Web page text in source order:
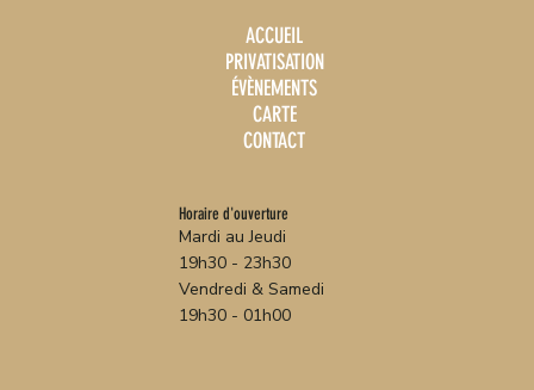
ACCUEIL
PRIVATISATION
ÉVÈNEMENTS
CARTE
CONTACT
Horaire d'ouverture
Mardi au Jeudi
19h30 - 23h30
Vendredi & Samedi
19h30 - 01h00